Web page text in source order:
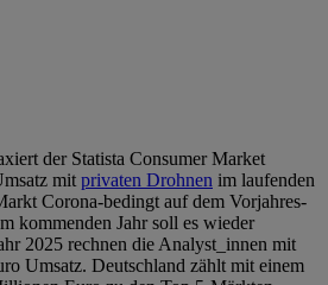
der Statista Consumer Market
mitprivaten Drohnen im laufenden
Corona-bedingt auf dem Vorjahres-
kommenden Jahr soll es wieder
2025 rechnen die Analyst_innen mit
Umsatz. Deutschland zählt mit einem